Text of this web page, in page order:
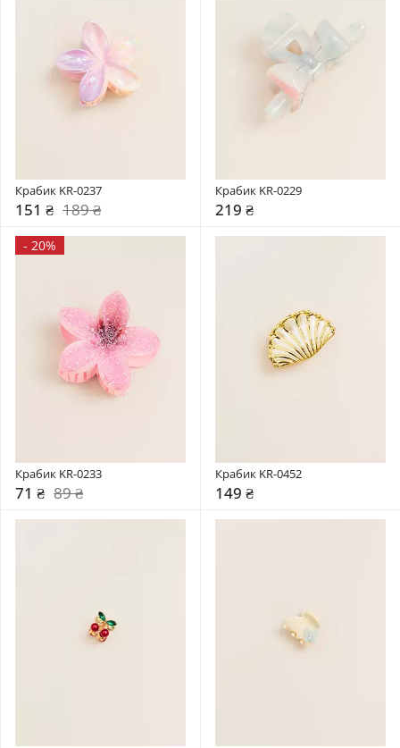
Крабик KR-0237
151 ₴ 189 ₴
Крабик KR-0229
219 ₴
- 20%
Крабик KR-0233
71 ₴ 89 ₴
Крабик KR-0452
149 ₴